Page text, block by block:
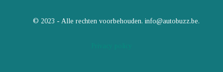
© 2023 - Alle rechten voorbehouden. info@autobuzz.be.